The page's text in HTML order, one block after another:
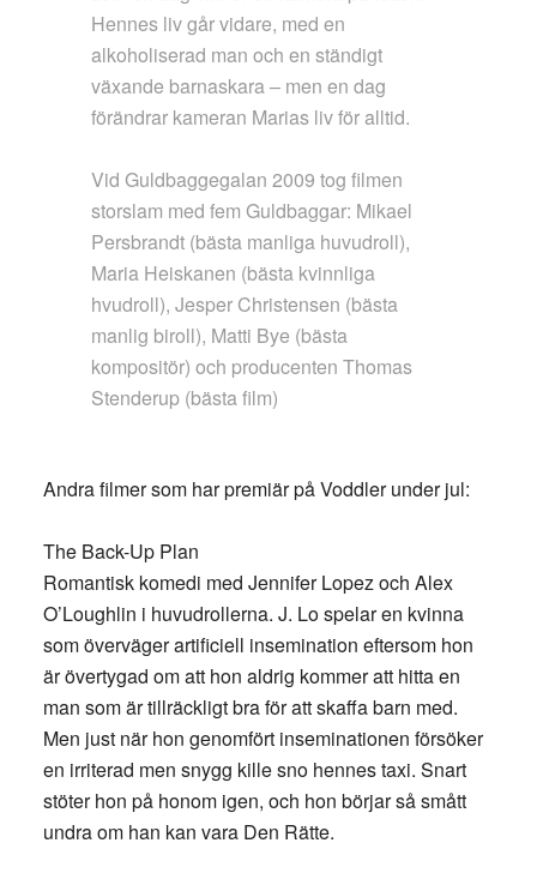
Hennes liv går vidare, med en
alkoholiserad man och en ständigt
växande barnaskara – men en dag
förändrar kameran Marias liv för alltid.
Vid Guldbaggegalan 2009 tog filmen
storslam med fem Guldbaggar: Mikael
Persbrandt (bästa manliga huvudroll),
Maria Heiskanen (bästa kvinnliga
hvudroll), Jesper Christensen (bästa
manlig biroll), Matti Bye (bästa
kompositör) och producenten Thomas
Stenderup (bästa film)
Andra filmer som har premiär på Voddler under jul:
The Back-Up Plan
Romantisk komedi med Jennifer Lopez och Alex
O’Loughlin i huvudrollerna. J. Lo spelar en kvinna
som överväger artificiell insemination eftersom hon
är övertygad om att hon aldrig kommer att hitta en
man som är tillräckligt bra för att skaffa barn med.
Men just när hon genomfört inseminationen försöker
en irriterad men snygg kille sno hennes taxi. Snart
stöter hon på honom igen, och hon börjar så smått
undra om han kan vara Den Rätte.